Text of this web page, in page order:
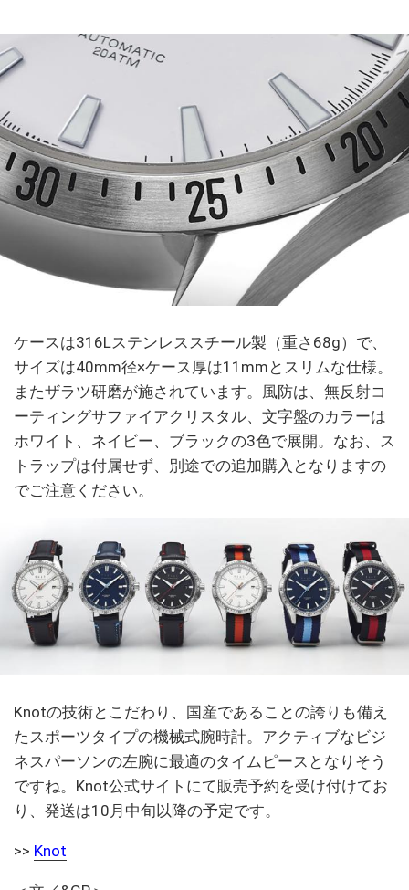
ケースは316Lステンレススチール製（重さ68g）で、
サイズは40mm径×ケース厚は11mmとスリムな仕様。
またザラツ研磨が施されています。風防は、無反射コ
ーティングサファイアクリスタル、文字盤のカラーは
ホワイト、ネイビー、ブラックの3色で展開。なお、ス
トラップは付属せず、別途での追加購入となりますの
でご注意ください。
Knotの技術とこだわり、国産であることの誇りも備え
たスポーツタイプの機械式腕時計。アクティブなビジ
ネスパーソンの左腕に最適のタイムピースとなりそう
ですね。Knot公式サイトにて販売予約を受け付けてお
り、発送は10月中旬以降の予定です。
>> Knot